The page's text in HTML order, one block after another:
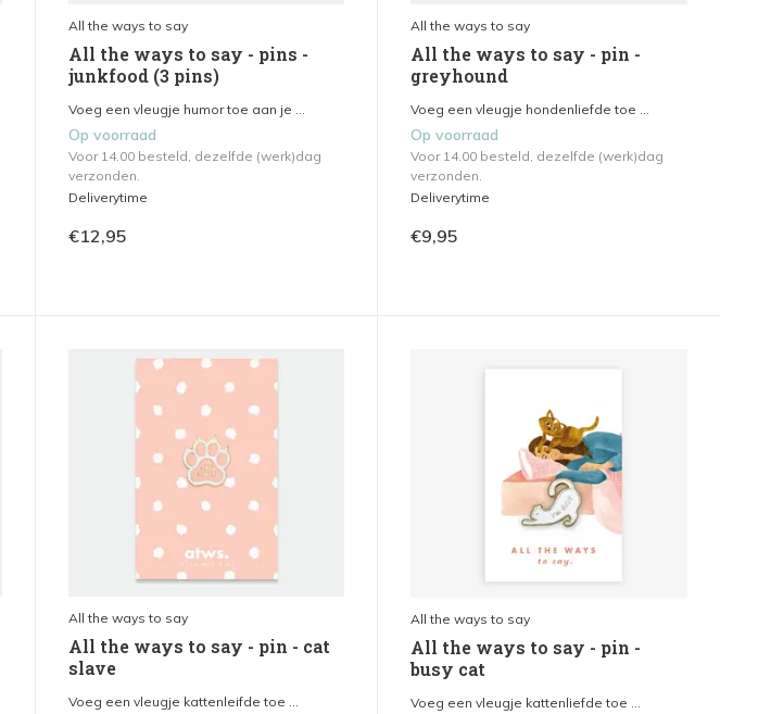
All the ways to say
All the ways to say - pins -
junkfood (3 pins)
Voeg een vleugje humor toe aan je ...
Op voorraad
Voor 14.00 besteld, dezelfde (werk)dag
verzonden.
Deliverytime
€12,95
All the ways to say
All the ways to say - pin -
greyhound
Voeg een vleugje hondenliefde toe ...
Op voorraad
Voor 14.00 besteld, dezelfde (werk)dag
verzonden.
Deliverytime
€9,95
All the ways to say
All the ways to say - pin - cat
slave
Voeg een vleugje kattenleifde toe ...
All the ways to say
All the ways to say - pin -
busy cat
Voeg een vleugje kattenliefde toe ...